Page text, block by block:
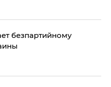
безпартийному